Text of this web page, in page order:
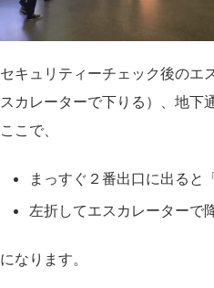
セキュリティーチェック後のエ
スカレーターで下りる）、地下
ここで、
まっすぐ２番出口に出ると
左折してエスカレーターで
になります。